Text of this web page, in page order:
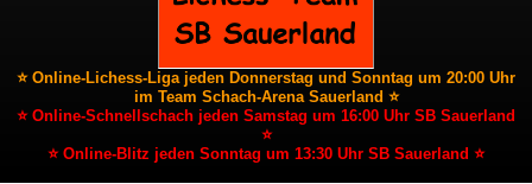
⭐ Online-Lichess-Liga jeden Donnerstag und Sonntag um 20:00 Uhr
im Team Schach-Arena Sauerland ⭐
⭐ Online-Schnellschach jeden Samstag um 16:00 Uhr SB Sauerland
⭐
⭐ Online-Blitz jeden Sonntag um 13:30 Uhr SB Sauerland ⭐